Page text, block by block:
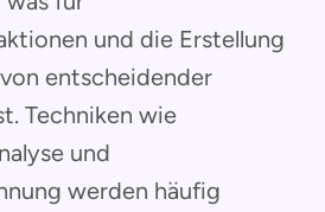
und die Erstellung
entscheidender
Techniken wie
und
werden häufig